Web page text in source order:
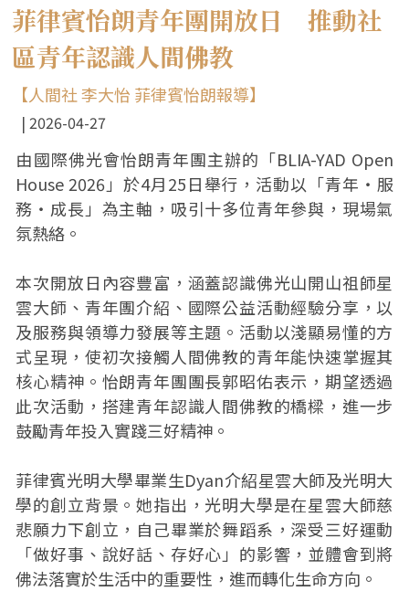
菲律賓怡朗青年團開放日 推動社
區青年認識人間佛教
【人間社 李大怡 菲律賓怡朗報導】
2026-04-27
由國際佛光會怡朗青年團主辦的「BLIA-YAD Open
House 2026」於4月25日舉行，活動以「青年・服
務・成長」為主軸，吸引十多位青年參與，現場氣
氛熱絡。
本次開放日內容豐富，涵蓋認識佛光山開山祖師星
雲大師、青年團介紹、國際公益活動經驗分享，以
及服務與領導力發展等主題。活動以淺顯易懂的方
式呈現，使初次接觸人間佛教的青年能快速掌握其
核心精神。怡朗青年團團長郭昭佑表示，期望透過
此次活動，搭建青年認識人間佛教的橋樑，進一步
鼓勵青年投入實踐三好精神。
菲律賓光明大學畢業生Dyan介紹星雲大師及光明大
學的創立背景。她指出，光明大學是在星雲大師慈
悲願力下創立，自己畢業於舞蹈系，深受三好運動
「做好事、說好話、存好心」的影響，並體會到將
佛法落實於生活中的重要性，進而轉化生命方向。